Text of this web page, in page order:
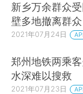
新乡万余群众
壁多地撤离群众
2021年07月24日
郑州地铁两乘
水深难以搜救
2021年07月23日